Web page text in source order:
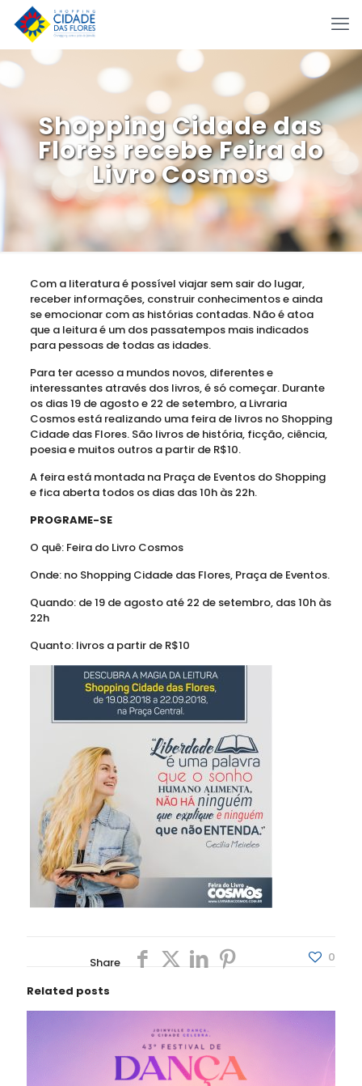
Shopping Cidade das
Flores recebe Feira do
Livro Cosmos
Com a literatura é possí­vel viajar sem sair do lugar,
receber informações, construir conhecimentos e ainda
se emocionar com as histórias contadas. Não é atoa
que a leitura é um dos passatempos mais indicados
para pessoas de todas as idades.
Para ter acesso a mundos novos, diferentes e
interessantes através dos livros, é só começar. Durante
os dias 19 de agosto e 22 de setembro, a Livraria
Cosmos está realizando uma feira de livros no Shopping
Cidade das Flores. São livros de história, ficção, ciência,
poesia e muitos outros a partir de R$10.
A feira está montada na Praça de Eventos do Shopping
e fica aberta todos os dias das 10h às 22h.
PROGRAME-SE
O quê: Feira do Livro Cosmos
Onde: no Shopping Cidade das Flores, Praça de Eventos.
Quando: de 19 de agosto até 22 de setembro, das 10h às
22h
Quanto: livros a partir de R$10
Share 0
Related posts